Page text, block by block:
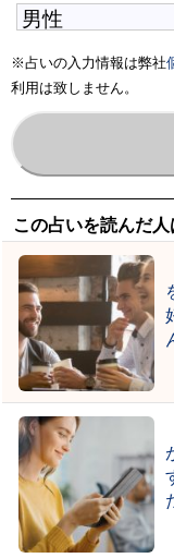
※占いの入力情報は弊社
利用は致しません。
この占いを読んだ